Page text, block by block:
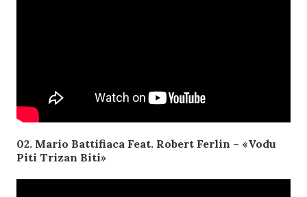
02. Mario Battifiaca Feat. Robert Ferlin – «Vodu
Piti Trizan Biti»